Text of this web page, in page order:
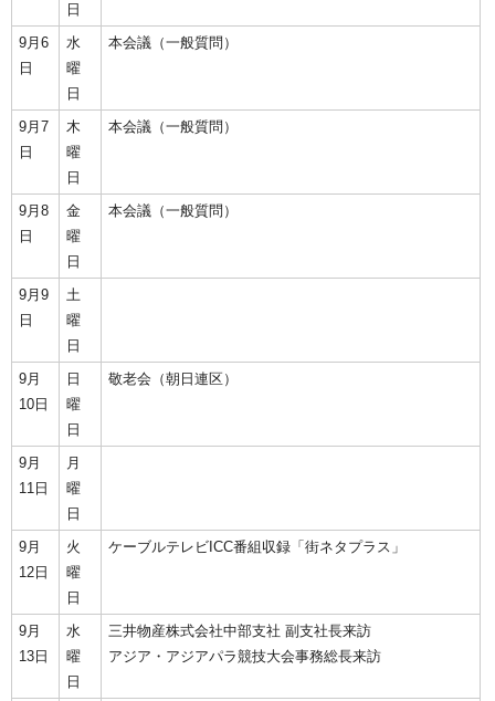
日
9月6
日
水
曜
日
本会議（一般質問）
9月7
日
木
曜
日
本会議（一般質問）
9月8
日
金
曜
日
本会議（一般質問）
9月9
日
土
曜
日
9月
10日
日
曜
日
敬老会（朝日連区）
9月
11日
月
曜
日
9月
12日
火
曜
日
ケーブルテレビICC番組収録「街ネタプラス」
9月
13日
水
曜
日
三井物産株式会社中部支社 副支社長来訪
アジア・アジアパラ競技大会事務総長来訪